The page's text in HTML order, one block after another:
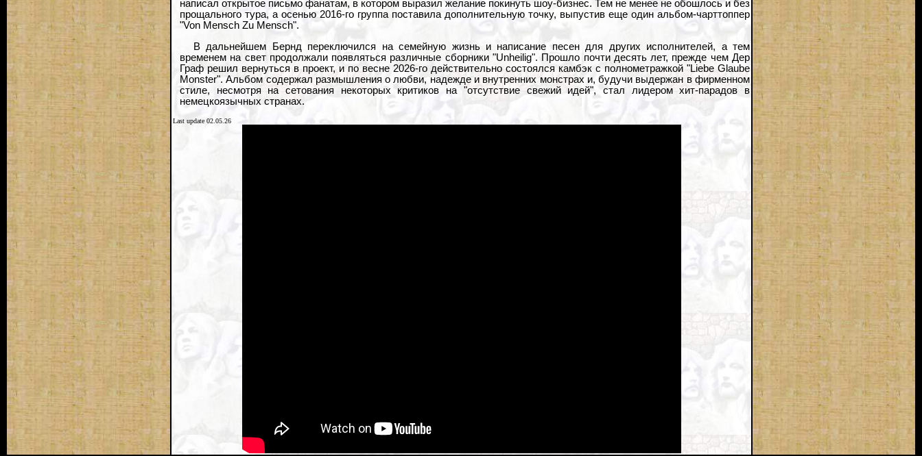
написал открытое письмо фанатам, в котором выразил желание покинуть шоу-бизнес. Тем не менее не обошлось и без
прощального тура, а осенью 2016-го группа поставила дополнительную точку, выпустив еще один альбом-чарттоппер
"Von Mensch Zu Mensch".
В дальнейшем Бернд переключился на семейную жизнь и написание песен для других исполнителей, а тем
временем на свет продолжали появляться различные сборники "Unheilig". Прошло почти десять лет, прежде чем Дер
Граф решил вернуться в проект, и по весне 2026-го действительно состоялся камбэк с полнометражкой "Liebe Glaube
Monster". Альбом содержал размышления о любви, надежде и внутренних монстрах и, будучи выдержан в фирменном
стиле, несмотря на сетования некоторых критиков на "отсутствие свежий идей", стал лидером хит-парадов в
немецкоязычных странах.
Last update 02.05.26